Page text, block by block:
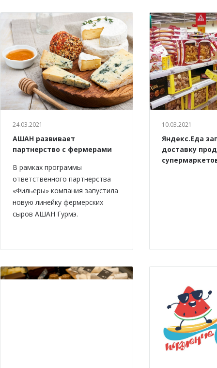
24.03.2021
АШАН развивает
партнерство с фермерами
В рамках программы
ответственного партнерства
«Фильеры» компания запустила
новую линейку фермерских
сыров АШАН Гурмэ.
10.03.2021
Яндекс.Еда
доставку